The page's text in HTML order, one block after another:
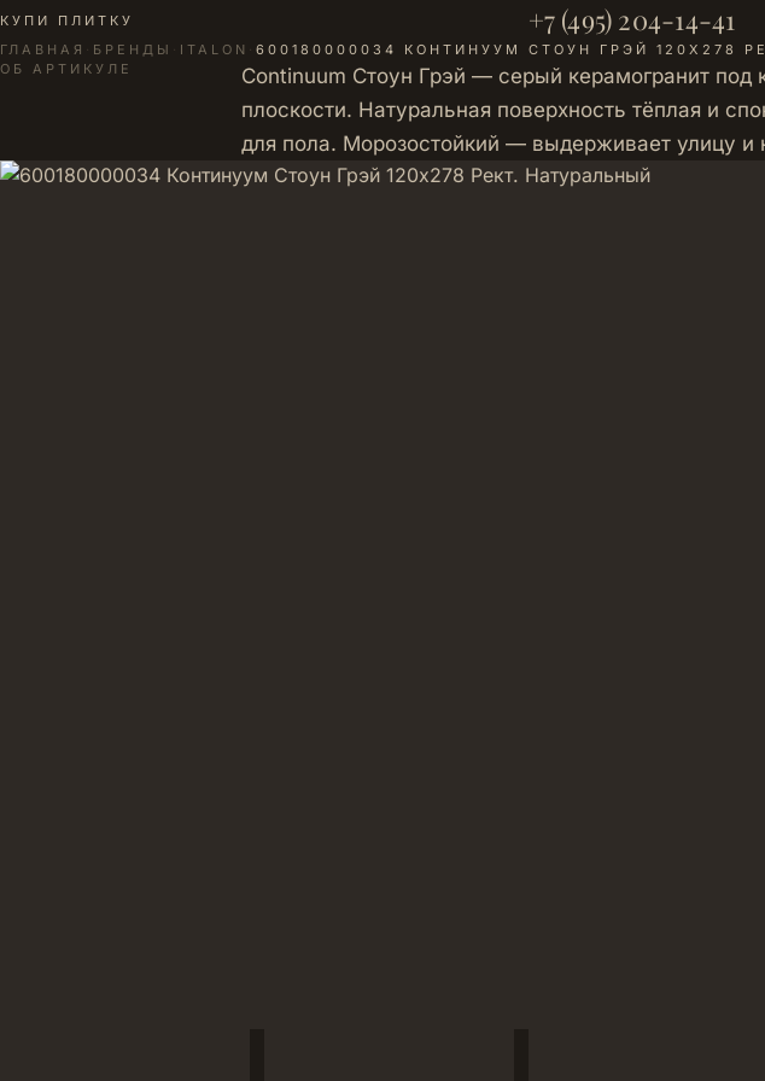
КУПИ ПЛИТКУ +7 (495) 204-14-41
ГЛАВНАЯ · БРЕНДЫ · ITALON · 600180000034 КОНТИНУУМ СТОУН ГРЭЙ 120Х278
ОБ АРТИКУЛЕ
Continuum Стоун Грэй — серый керамогранит
плоскости. Натуральная поверхность тёплая и
для пола. Морозостойкий — выдерживает улицу